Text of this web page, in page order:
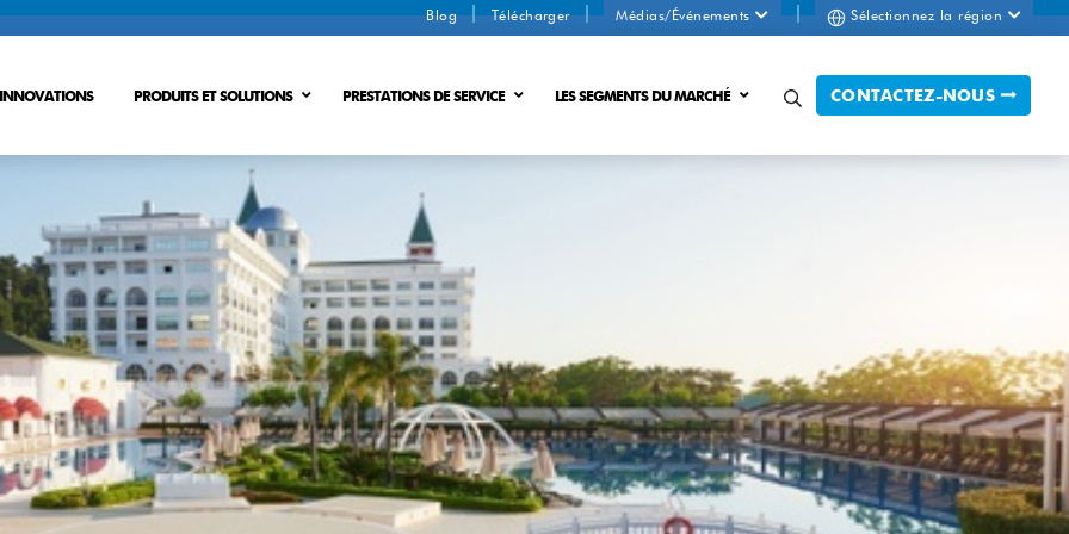
Blog Télécharger Médias/Événements Sélectionnez la région
INNOVATIONS PRODUITS ET SOLUTIONS
DÉSHYDRATATION DES BOUES
DÉCHETS EN ÉNERGIE
PROCESSUS D’ÉCHANGE D’IONS
PROCÉDÉ MEMBRANAIRE
PROCÉDÉ DE MEMBRANE
PRESTATIONS DE SERVICE LES SEGMENTS DU MARCHÉ CONTACTEZ-NOUS